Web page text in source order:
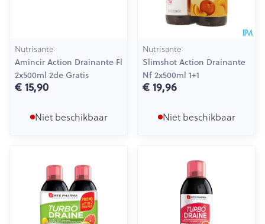
Nutrisante
Amincir Action Drainante Fl
2x500ml 2de Gratis
€ 15,90
Niet beschikbaar
Nutrisante
Slimshot Action Drainante
Nf 2x500ml 1+1
€ 19,96
Niet beschikbaar